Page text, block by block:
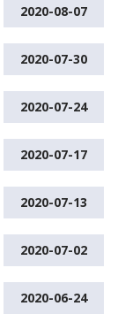
2020-08-07
2020-07-30
2020-07-24
2020-07-17
2020-07-13
2020-07-02
2020-06-24